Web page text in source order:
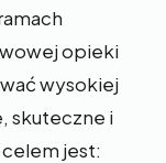
opieki
wysokiej
skuteczne i
celem jest: